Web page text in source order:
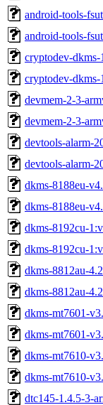
android-tools-
android-tools-
cryptodev-
cryptodev-
devmem-2-3-
devmem-2-3-
devtools-alarm-
devtools-alarm-
dkms-8188eu-
dkms-8188eu-
dkms-8192cu-
dkms-8192cu-
dkms-8812au-
dkms-8812au-
dkms-mt7601-
dkms-mt7601-
dkms-mt7610-
dkms-mt7610-
dtc145-1.4.5-3-